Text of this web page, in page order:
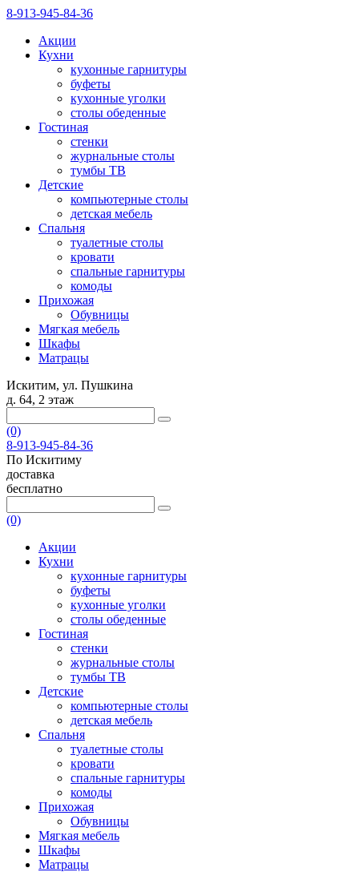
8-913-945-84-36
Акции
Кухни
кухонные гарнитуры
буфеты
кухонные уголки
столы обеденные
Гостиная
стенки
журнальные столы
тумбы ТВ
Детские
компьютерные столы
детская мебель
Спальня
туалетные столы
кровати
спальные гарнитуры
комоды
Прихожая
Обувницы
Мягкая мебель
Шкафы
Матрацы
Искитим, ул. Пушкина
д. 64, 2 этаж
(0)
8-913-945-84-36
По Искитиму
доставка
бесплатно
(0)
Акции
Кухни
кухонные гарнитуры
буфеты
кухонные уголки
столы обеденные
Гостиная
стенки
журнальные столы
тумбы ТВ
Детские
компьютерные столы
детская мебель
Спальня
туалетные столы
кровати
спальные гарнитуры
комоды
Прихожая
Обувницы
Мягкая мебель
Шкафы
Матрацы